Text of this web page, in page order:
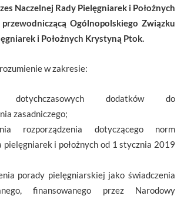
Naczelnej Rady Pielęgniarek i Położnych
Ogólnopolskiego Związku
i Położnych Krystyną Ptok.
w zakresie:
dotychczasowych dodatków do
zasadniczego;
rozporządzenia dotyczącego norm
pielęgniarek i położnych od 1 stycznia 2019
porady pielęgniarskiej jako świadczenia
finansowanego przez Narodowy